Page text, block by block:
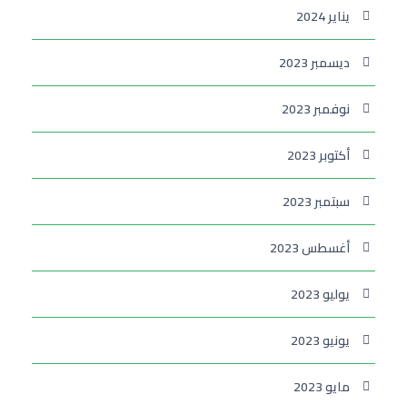
يناير 2024
ديسمبر 2023
نوفمبر 2023
أكتوبر 2023
سبتمبر 2023
أغسطس 2023
يوليو 2023
يونيو 2023
مايو 2023